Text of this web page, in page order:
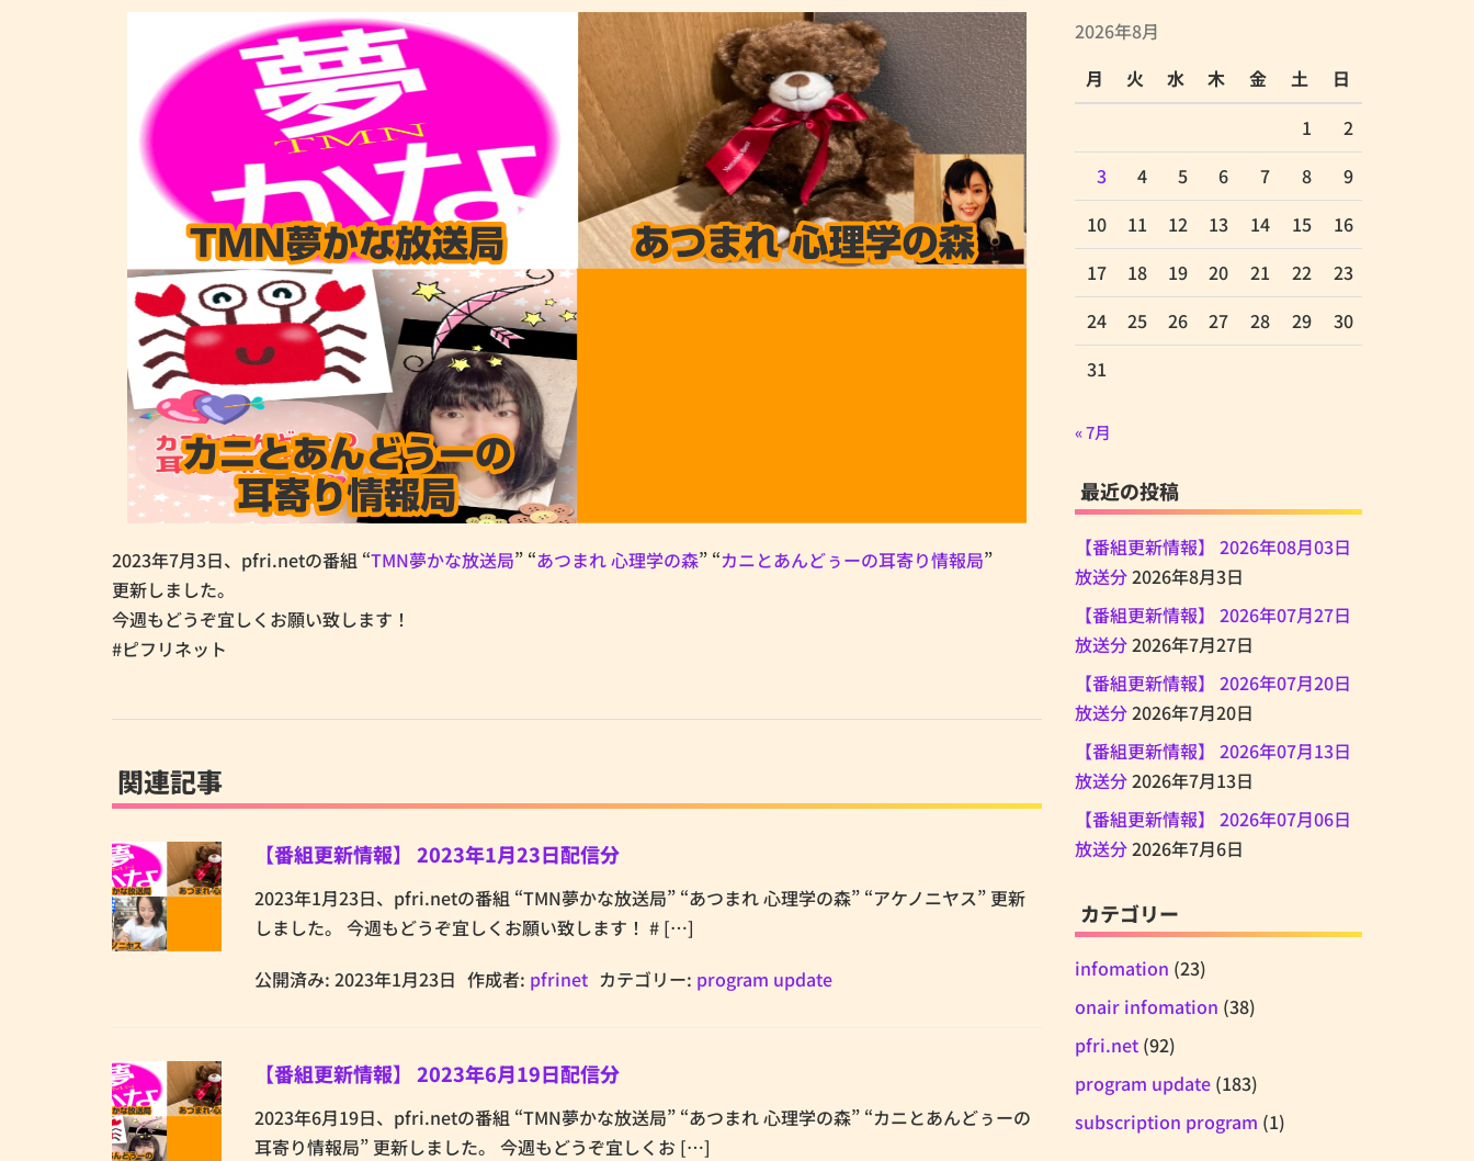
2023年7月3日、pfri.netの番組 “TMN夢かな放送局” “あつまれ 心理学の森” “カニとあんどぅーの耳寄り情報局”
更新しました。
今週もどうぞ宜しくお願い致します！
#ピフリネット
関連記事
【番組更新情報】 2023年1月23日配信分
2023年1月23日、pfri.netの番組 “TMN夢かな放送局” “あつまれ 心理学の森” “アケノニヤス” 更新
しました。 今週もどうぞ宜しくお願い致します！ # […]
公開済み: 2023年1月23日 作成者: pfrinet カテゴリー: program update
【番組更新情報】 2023年6月19日配信分
2023年6月19日、pfri.netの番組 “TMN夢かな放送局” “あつまれ 心理学の森” “カニとあんどぅーの
耳寄り情報局” 更新しました。 今週もどうぞ宜しくお […]
2026年8月
月
火 水 木 金 土
日
1
2
3
4 5 6 7 8
9
10
11 12 13 14 15
16
17
18 19 20 21 22
23
24
25 26 27 28 29
30
31
« 7月
最近の投稿
【番組更新情報】 2026年08月03日
放送分2026年8月3日
【番組更新情報】 2026年07月27日
放送分2026年7月27日
【番組更新情報】 2026年07月20日
放送分2026年7月20日
【番組更新情報】 2026年07月13日
放送分2026年7月13日
【番組更新情報】 2026年07月06日
放送分2026年7月6日
カテゴリー
infomation (23)
onair infomation (38)
pfri.net(92)
program update(183)
subscription program (1)